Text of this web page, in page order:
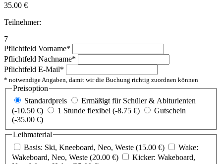
35.00 €
Teilnehmer:
7
Pflichtfeld Vorname*
Pflichtfeld Nachname*
Pflichtfeld E-Mail*
* notwendige Angaben, damit wir die Buchung richtig zuordnen können
Preisoption
Standardpreis
Ermäßigt für Schüler & Abiturienten
(-10.50 €)
1 Stunde flexibel (-8.75 €)
Gutschein
(-35.00 €)
Leihmaterial
Basis: Ski, Kneeboard, Neo, Weste (15.00 €)
Wake:
Wakeboard, Neo, Weste (20.00 €)
Kicker: Wakeboard,